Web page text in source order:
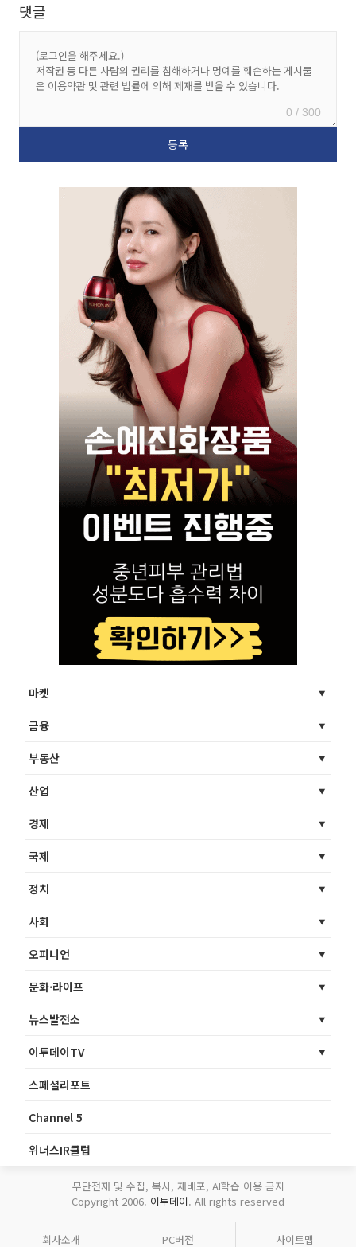
댓글
0 / 300
마켓
금융
부동산
산업
경제
국제
정치
사회
오피니언
문화·라이프
뉴스발전소
이투데이TV
스페셜리포트
Channel 5
위너스IR클럽
무단전재 및 수집, 복사, 재배포, AI학습 이용 금지
Copyright 2006. 이투데이. All rights reserved
회사소개 PC버전 사이트맵